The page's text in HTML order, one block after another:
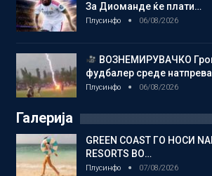
За Диоманде ќе плати…
Плусинфо 06/08/2026
ВОЗНЕМИРУВАЧКО
фудбалер среде
Плусинфо 06/08/2026
Галерија
GREEN COAST ГО НОСИ
RESORTS ВО…
Плусинфо 07/08/2026